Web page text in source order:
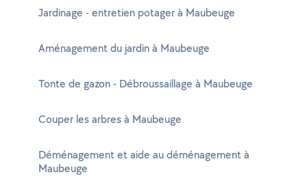
Jardinage - entretien potager à Maubeuge
Aménagement du jardin à Maubeuge
Tonte de gazon - Débroussaillage à Maubeuge
Couper les arbres à Maubeuge
Déménagement et aide au déménagement à
Maubeuge